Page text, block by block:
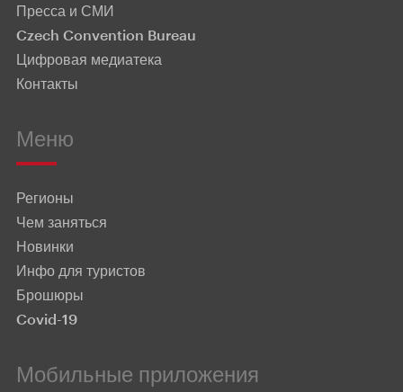
Пресса и СМИ
Czech Convention Bureau
Цифровая медиатека
Контакты
Меню
Регионы
Чем заняться
Новинки
Инфо для туристов
Брошюры
Covid-19
Мобильные приложения